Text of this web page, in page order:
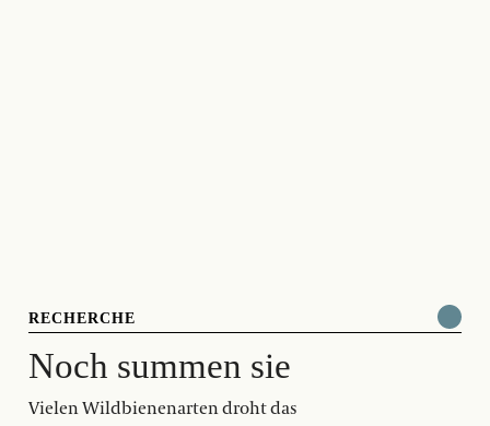
RECHERCHE
Noch summen sie
Vielen Wildbienenarten droht das